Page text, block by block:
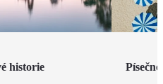
historie